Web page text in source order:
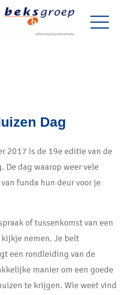
Dag
2017 is de 19e editie van de
De dag waarop weer vele
funda hun deur voor je
of tussenkomst van een
nemen. Je belt
een rondleiding van de
manier om een goede
te krijgen. Wie weet vind